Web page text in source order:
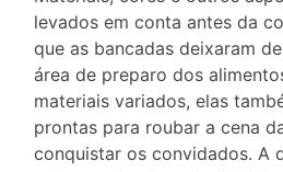
levados em conta antes da
que as bancadas deixaram
área de preparo dos
materiais variados, elas
prontas para roubar a cena
conquistar os convidados. A